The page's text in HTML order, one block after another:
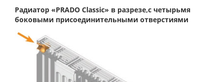
Радиатор «PRADO Classic» в разрезе,с четырьмя
боковыми присоединительными отверстиями